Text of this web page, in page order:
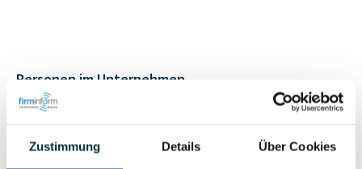
Zustimmung Details Über Cookies
Personen im Unternehmen
Geschäftsführer (2)
Nutzer